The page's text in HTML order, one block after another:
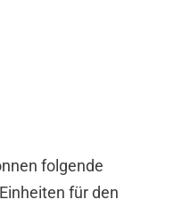
folgende
für den